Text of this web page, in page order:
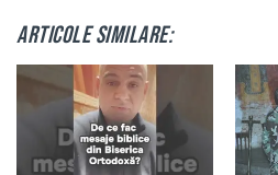
Articole similare: